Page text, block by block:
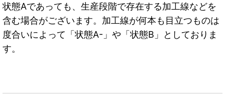
状態Aであっても、生産段階で存在する加工線などを
含む場合がございます。加工線が何本も目立つものは
度合いによって「状態A-」や「状態B」としておりま
す。